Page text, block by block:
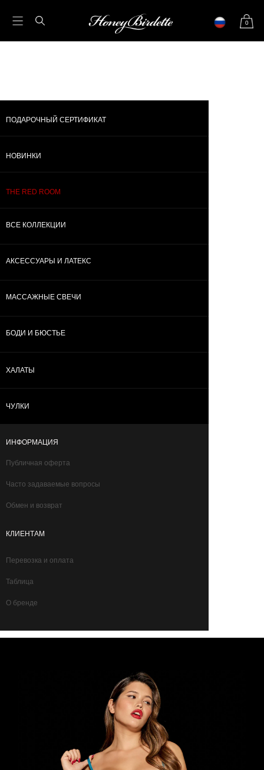
0
ИНФОРМАЦИЯ
КЛИЕНТАМ
НОВИНКИ
ВСЕ КОЛЛЕКЦИИ
БОДИ И БЮСТЬЕ
ЧУЛКИ
ХАЛАТЫ
МАССАЖНЫЕ СВЕЧИ
АКСЕССУАРЫ И ЛАТЕКС
Публичная оферта
Часто задаваемые вопросы
Обмен и возврат
Перевозка и оплата
Таблица
О бренде
ПОДАРОЧНЫЙ СЕРТИФИКАТ
THE RED ROOM